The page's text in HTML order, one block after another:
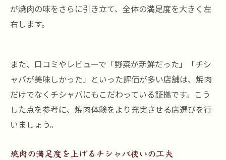
が焼肉の味をさらに引き立て、全体の満足度を大きく左
右します。
また、口コミやレビューで「野菜が新鮮だった」「チシ
ャバが美味しかった」といった評価が多い店舗は、焼肉
だけでなくチシャバにもこだわっている証拠です。こう
した点を参考に、焼肉体験をより充実させる店選びを行
いましょう。
焼肉の満足度を上げるチシャバ使いの工夫